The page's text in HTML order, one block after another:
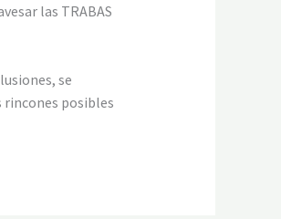
las TRABAS
se
rincones posibles